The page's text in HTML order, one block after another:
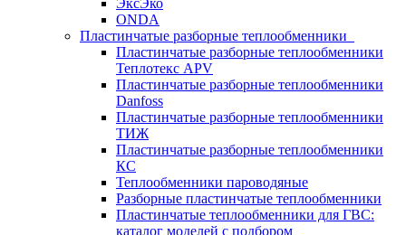
ЭксЭко
ONDA
Пластинчатые разборные теплообменники
Пластинчатые разборные теплообменники
Теплотекс APV
Пластинчатые разборные теплообменники
Danfoss
Пластинчатые разборные теплообменники
ТИЖ
Пластинчатые разборные теплообменники
КC
Теплообменники пароводяные
Разборные пластинчатые теплообменники
Пластинчатые теплообменники для ГВС:
каталог моделей с подбором